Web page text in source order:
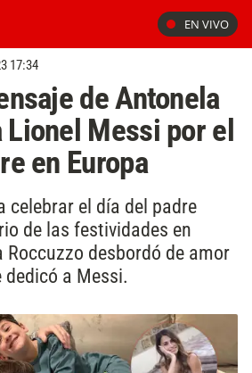
EN VIVO
17:34
de Antonela
Lionel Messi por el
en Europa
celebrar el día del padre
de las festividades en
Roccuzzo desbordó de amor
a Messi.